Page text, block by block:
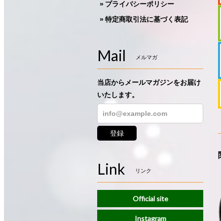
プライバシーポリシー
特定商取引法に基づく表記
Mail メルマガ
当店からメールマガジンをお届け
いたします。
登録
Link リンク
Official site
Instagram